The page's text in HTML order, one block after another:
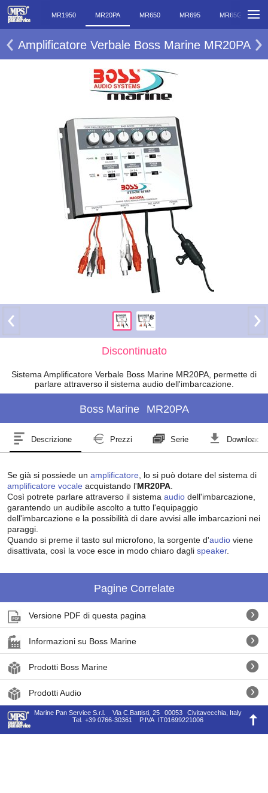
MR1200PA MR1950 MR20PA MR650 MR695 MR65G3
Amplificatore Verbale Boss Marine MR20PA
Discontinuato
Sistema Amplificatore Verbale Boss Marine MR20PA, permette di
parlare attraverso il sistema audio dell'imbarcazione.
Boss Marine MR20PA
Descrizione Prezzi Serie Download
Se già si possiede un amplificatore , lo si può dotare del sistema di
amplificatore vocale acquistando l'MR20PA
Così potrete parlare attraverso il sistema audio dell'imbarcazione,
garantendo un audibile ascolto a tutto l'equipaggio
dell'imbarcazione e la possibilità di dare avvisi alle imbarcazioni nei
paraggi.
Quando si preme il tasto sul microfono, la sorgente d'audio viene
disattivata, così la voce esce in modo chiaro dagli speaker.
Pagine Correlate
Versione PDF di questa pagina
Informazioni su Boss Marine
Prodotti Boss Marine
Prodotti Audio
Marine Pan Service S.r.l. Via C.Battisti, 25 00053
Civitavecchia, Italy
Tel.
+39 0766-30361 P.IVA IT01699221006